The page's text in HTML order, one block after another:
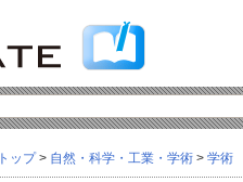
トップ> 自然・科学・工業・学術 > 学術